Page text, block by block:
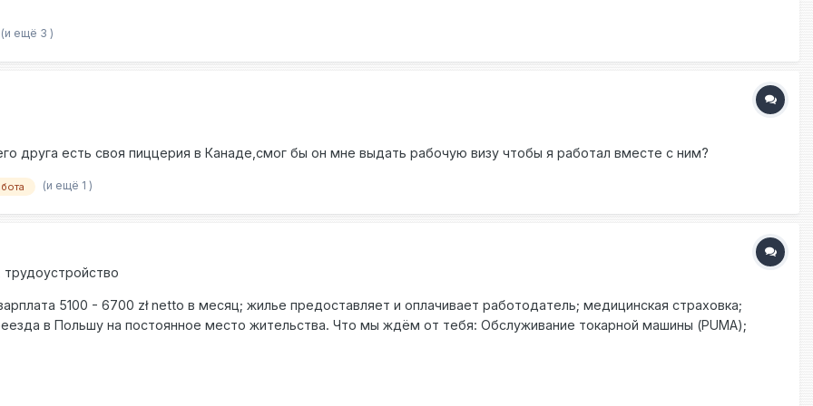
(и ещё 3 )
друга есть своя пиццерия в Канаде,смог бы он мне выдать рабочую визу чтобы я работал вместе с ним?
(и ещё 1 )
трудоустройство
5100 - 6700 zł netto в месяц; жилье предоставляет и оплачивает работодатель; медицинская страховка;
в Польшу на постоянное место жительства. Что мы ждём от тебя: Обслуживание токарной машины (PUMA);